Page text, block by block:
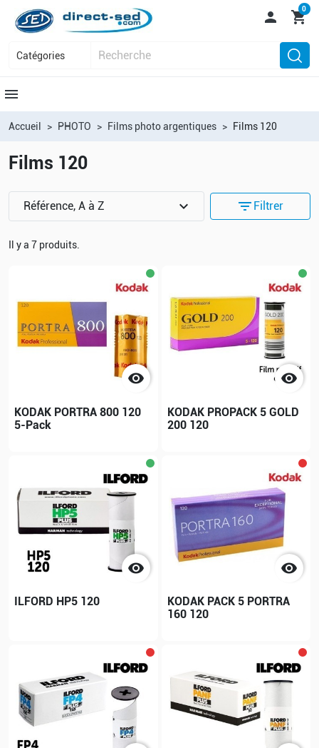
 shopping_cart
0
menu
Accueil PHOTO Films photo argentiques Films 120
Films 120
Il y a 7 produits.
Référence, A à Z expand_more filter_list Filtrer

KODAK PORTRA 800 120
5-Pack

KODAK PROPACK 5 GOLD
200 120

ILFORD HP5 120

KODAK PACK 5 PORTRA
160 120